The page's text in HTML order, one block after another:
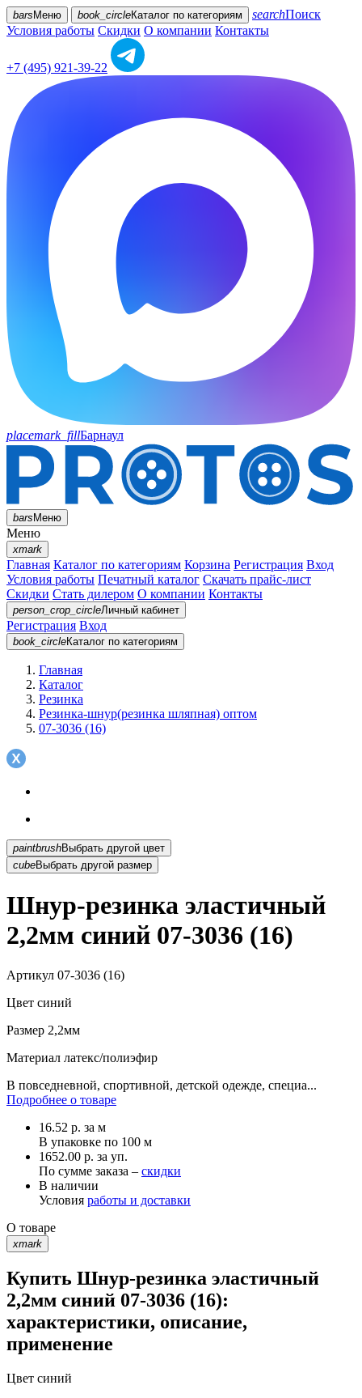
bars Меню book_circleКаталог по категориям searchПоиск
Условия работы Скидки О компании Контакты
+7 (495) 921-39-22
placemark_fillБарнаул
barsМеню
Меню
xmark
Главная Каталог по категориям Корзина Регистрация Вход
Условия работы Печатный каталог Скачать прайс-лист
Скидки Стать дилером О компании Контакты
person_crop_circleЛичный кабинет
Регистрация Вход
book_circleКаталог по категориям
Главная
Каталог
Резинка
Резинка-шнур(резинка шляпная) оптом
07-3036 (16)
paintbrush
Выбрать другой цвет
cubeВыбрать другой размер
Шнур-резинка эластичный
2,2мм синий 07-3036 (16)
Артикул 07-3036 (16)
Цвет синий
Размер 2,2мм
Материал латекс/полиэфир
В повседневной, спортивной, детской одежде, специа...
Подробнее о товаре
16.52 р. за м
В упаковке по 100 м
1652.00 р. за уп.
По сумме заказа – скидки
В наличии
Условия работы и доставки
О товаре
xmark
Купить Шнур-резинка эластичный
2,2мм синий 07-3036 (16):
характеристики, описание,
применение
Цвет синий